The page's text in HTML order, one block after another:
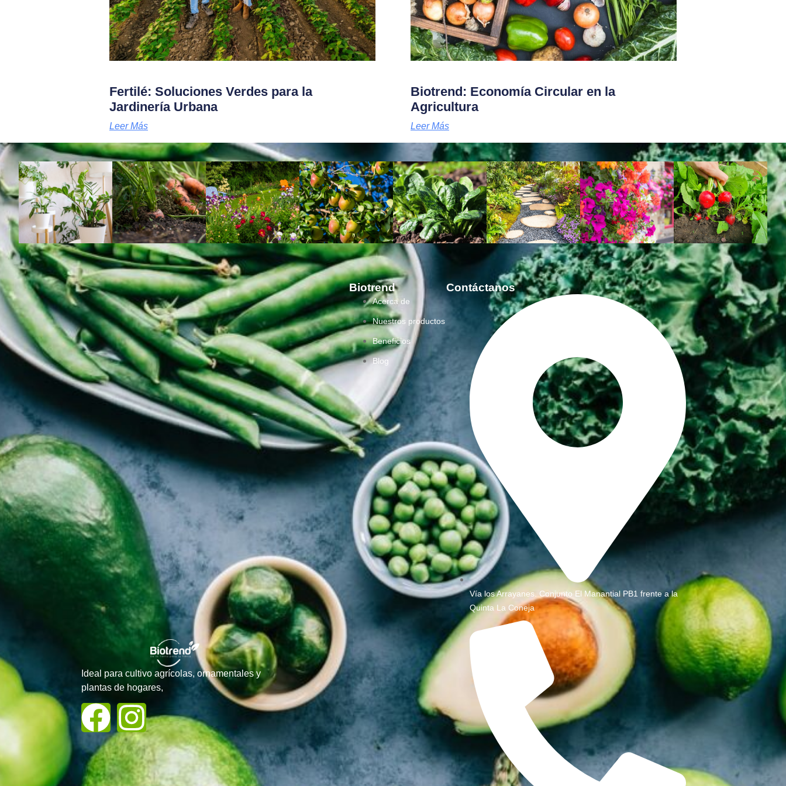
Fertilé: Soluciones Verdes para la
Jardinería Urbana
Leer Más
Biotrend: Economía Circular en la
Agricultura
Leer Más
Ideal para cultivo agrícolas, ornamentales y
plantas de hogares,
Biotrend
Acerca de
Nuestros productos
Beneficios
Blog
Contáctanos
Vía los Arrayanes. Conjunto El Manantial PB1 frente a la
Quinta La Coneja